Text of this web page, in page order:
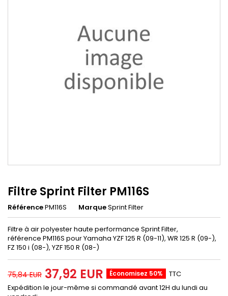
Filtre Sprint Filter PM116S
RéférencePM116S MarqueSprint Filter
Filtre à air polyester haute performance Sprint Filter,
référence PM116S pour Yamaha YZF 125 R (09-11), WR 125 R (09-),
FZ 150 i (08-), YZF 150 R (08-)
75,84 EUR 37,92 EUR Économisez 50%
TTC
Expédition le jour-même si commandé avant 12H du lundi au